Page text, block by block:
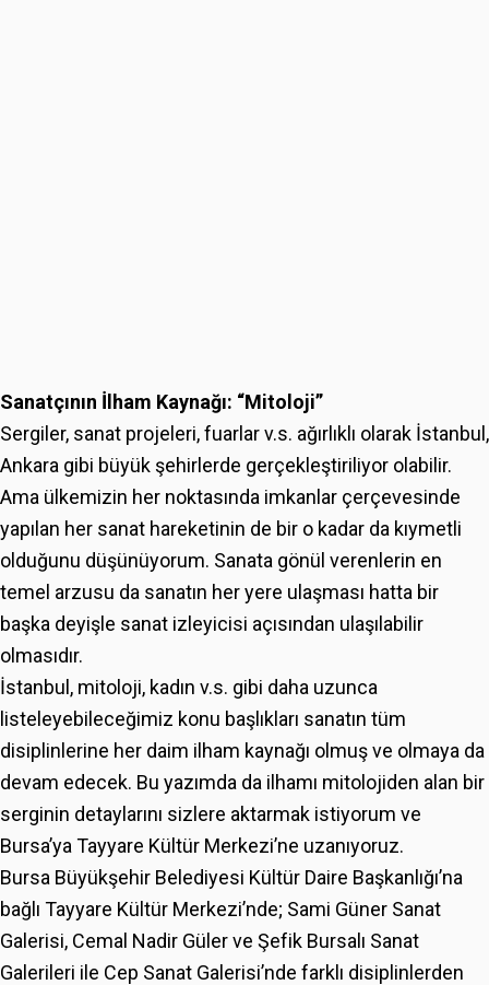
Sanatçının İlham Kaynağı: “Mitoloji”
Sergiler, sanat projeleri, fuarlar v.s. ağırlıklı olarak İstanbul,
Ankara gibi büyük şehirlerde gerçekleştiriliyor olabilir.
Ama ülkemizin her noktasında imkanlar çerçevesinde
yapılan her sanat hareketinin de bir o kadar da kıymetli
olduğunu düşünüyorum. Sanata gönül verenlerin en
temel arzusu da sanatın her yere ulaşması hatta bir
başka deyişle sanat izleyicisi açısından ulaşılabilir
olmasıdır.
İstanbul, mitoloji, kadın v.s. gibi daha uzunca
listeleyebileceğimiz konu başlıkları sanatın tüm
disiplinlerine her daim ilham kaynağı olmuş ve olmaya da
devam edecek. Bu yazımda da ilhamı mitolojiden alan bir
serginin detaylarını sizlere aktarmak istiyorum ve
Bursa’ya Tayyare Kültür Merkezi’ne uzanıyoruz.
Bursa Büyükşehir Belediyesi Kültür Daire Başkanlığı’na
bağlı Tayyare Kültür Merkezi’nde; Sami Güner Sanat
Galerisi, Cemal Nadir Güler ve Şefik Bursalı Sanat
Galerileri ile Cep Sanat Galerisi’nde farklı disiplinlerden